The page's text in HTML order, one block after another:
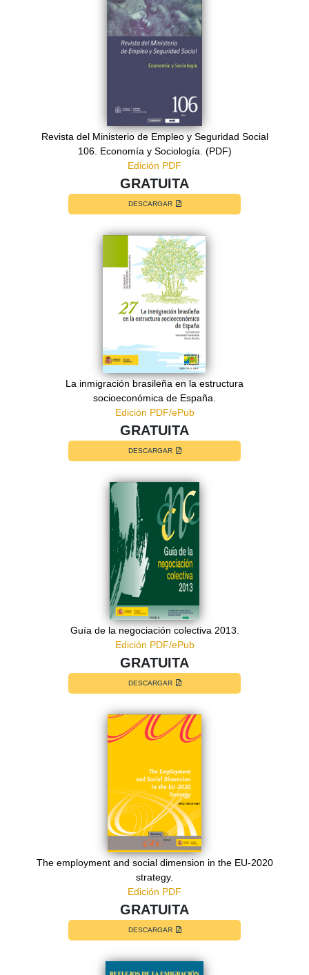
Revista del Ministerio de Empleo y Seguridad Social
106. Economía y Sociología. (PDF)
Edición PDF
GRATUITA
DESCARGAR
La inmigración brasileña en la estructura
socioeconómica de España.
Edición PDF/ePub
GRATUITA
DESCARGAR
Guía de la negociación colectiva 2013.
Edición PDF/ePub
GRATUITA
DESCARGAR
The employment and social dimension in the EU-2020
strategy.
Edición PDF
GRATUITA
DESCARGAR